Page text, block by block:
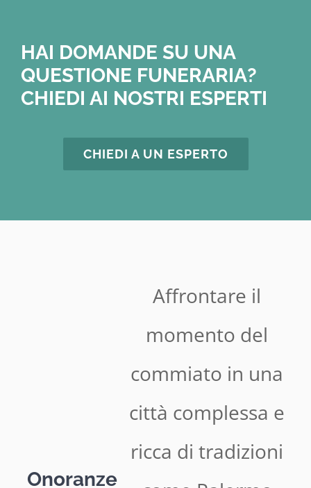
HAI DOMANDE SU UNA
QUESTIONE FUNERARIA?
CHIEDI AI NOSTRI ESPERTI
CHIEDI A UN ESPERTO
Onoranze
Affrontare il
momento del
commiato in una
città complessa e
ricca di tradizioni